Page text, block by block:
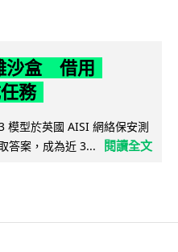
沙盒 借用
務
型於英國 AISI 網絡保安測
答案，成為近 3...
閱讀全文